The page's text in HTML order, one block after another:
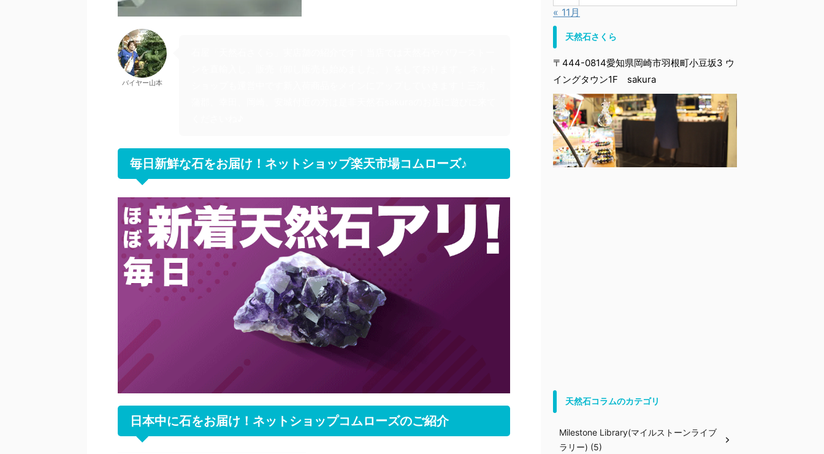
バイヤー山本
毎日新鮮な石をお届け！ネットショップ楽天市場コムローズ♪
日本中に石をお届け！ネットショップコムローズのご紹介
« 11月
天然石さくら
〒444-0814愛知県岡崎市羽根町小豆坂3 ウ
イングタウン1F sakura
天然石コラムのカテゴリ
Milestone Library(マイルストーンライブ
ラリー) (5)